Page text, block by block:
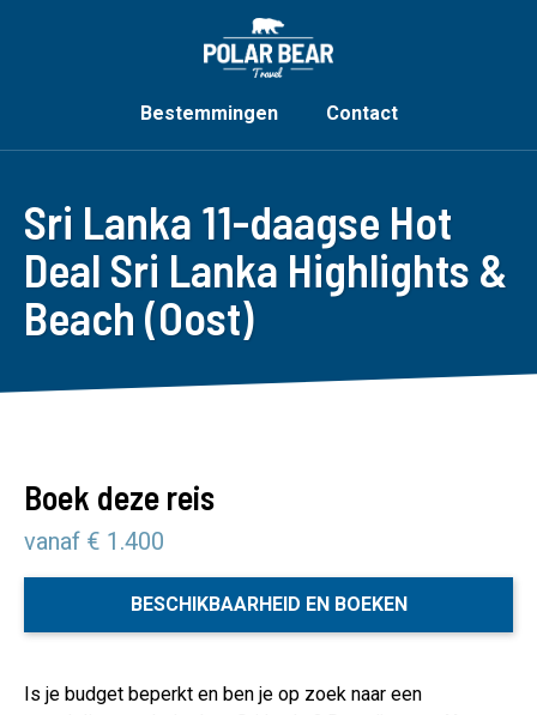
Bestemmingen Contact
Sri Lanka 11-daagse Hot
Deal Sri Lanka Highlights &
Beach (Oost)
Boek deze reis
vanaf € 1.400
BESCHIKBAARHEID EN BOEKEN
Is je budget beperkt en ben je op zoek naar een